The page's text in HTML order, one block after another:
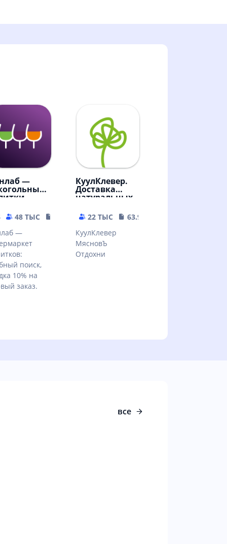
—
48 ТЫС
161.17 MB
—
поиск,
10% на
заказ.
КуулКлевер.
Доставка
натуральных
22 ТЫС
63.94 MB
КуулКлевер
МясновЪ
Отдохни
все